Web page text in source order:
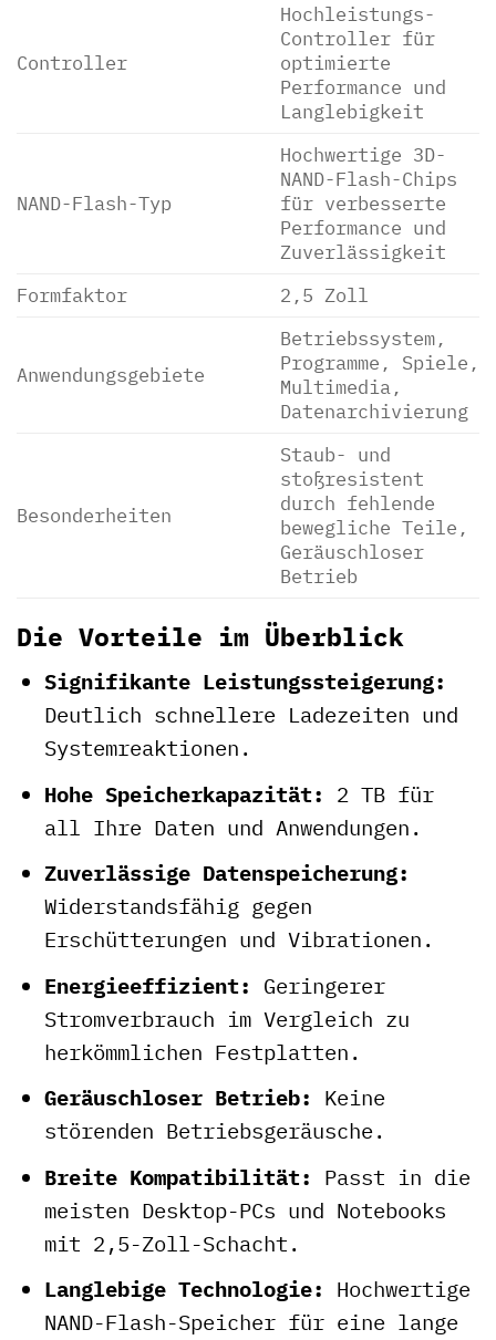
Controller
Hochleistungs-
Controller für
optimierte
Performance und
Langlebigkeit
NAND-Flash-Typ
Hochwertige 3D-
NAND-Flash-Chips
für verbesserte
Performance und
Zuverlässigkeit
Formfaktor
2,5 Zoll
Anwendungsgebiete
Betriebssystem,
Programme, Spiele,
Multimedia,
Datenarchivierung
Besonderheiten
Staub- und
stoßresistent
durch fehlende
bewegliche Teile,
Geräuschloser
Betrieb
Die Vorteile im Überblick
Signifikante Leistungssteigerung:
Deutlich schnellere Ladezeiten und
Systemreaktionen.
Hohe Speicherkapazität: 2 TB für
all Ihre Daten und Anwendungen.
Zuverlässige Datenspeicherung:
Widerstandsfähig gegen
Erschütterungen und Vibrationen.
Energieeffizient: Geringerer
Stromverbrauch im Vergleich zu
herkömmlichen Festplatten.
Geräuschloser Betrieb: Keine
störenden Betriebsgeräusche.
Breite Kompatibilität: Passt in die
meisten Desktop-PCs und Notebooks
mit 2,5-Zoll-Schacht.
Langlebige Technologie: Hochwertige
NAND-Flash-Speicher für eine lange